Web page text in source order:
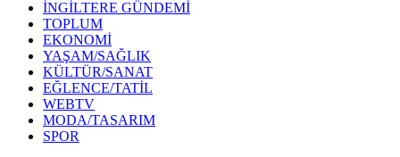
İNGİLTERE GÜNDEMİ
TOPLUM
EKONOMİ
YAŞAM/SAĞLIK
KÜLTÜR/SANAT
EĞLENCE/TATİL
WEBTV
MODA/TASARIM
SPOR